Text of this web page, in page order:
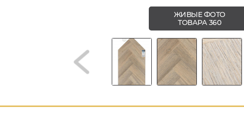
ЖИВЫЕ ФОТО
ТОВАРА 360